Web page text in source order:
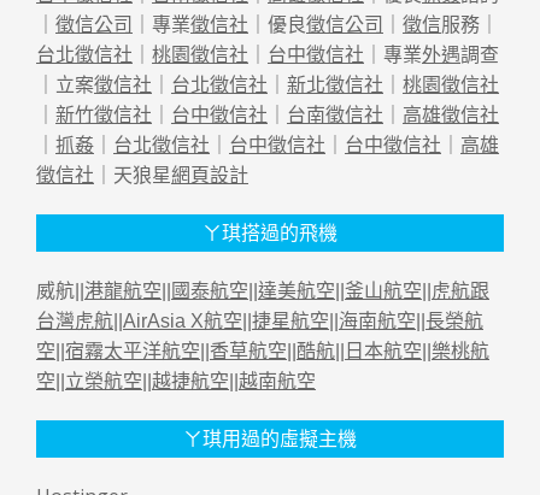
｜ 徵信公司 ｜專業徵信社 ｜優良徵信公司 ｜ 徵信服務｜
台北徵信社 ｜ 桃園徵信社 ｜ 台中徵信社 ｜專業外遇調查
｜立案徵信社 ｜ 台北徵信社 ｜ 新北徵信社 ｜ 桃園徵信社
｜ 新竹徵信社 ｜ 台中徵信社 ｜ 台南徵信社 ｜ 高雄徵信社
｜ 抓姦 ｜ 台北徵信社 ｜ 台中徵信社 ｜ 台中徵信社 ｜ 高雄
徵信社 ｜天狼星網頁設計
ㄚ琪搭過的飛機
威航|| 港龍航空 國泰航空 達美航空 釜山航空
虎航跟
台灣虎航 AirAsia X航空 捷星航空 海南航空 長榮航
空 宿霧太平洋航空 香草航空 酷航 日本航空 樂桃航
空 立榮航空 越捷航空 越南航空
ㄚ琪用過的虛擬主機